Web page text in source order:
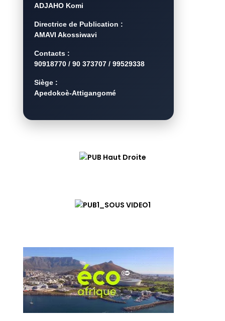
ADJAHO Komi
Directrice de Publication :
AMAVI Akossiwavi
Contacts :
90918770 / 90 373707 / 99529338
Siège :
Apedokoè-Attigangomé